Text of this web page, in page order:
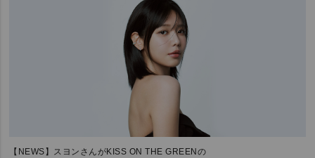
【NEWS】スヨンさんがKISS ON THE GREENの